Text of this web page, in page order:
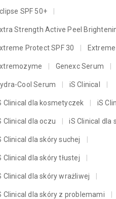
SPF 50+
Strength Active Peel
Protect SPF 30
Genexc Serum
Cool Serum iS Clinical
Clinical dla kosmetyczek iS
Clinical dla oczu iS Clinical dla
Clinical dla skóry suchej
Clinical dla skóry tłustej
Clinical dla skóry wrażliwej
Clinical dla skóry z problemami